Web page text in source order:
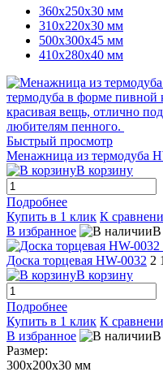
360х250х30 мм
310х220х30 мм
500х300х45 мм
410х280х40 мм
Быстрый просмотр
Менажница из термодуба
В корзину
Подробнее
Купить в 1 клик К
В избранное
В
Доска торцевая HW-0032 2
В корзину
Подробнее
Купить в 1 клик К
В избранное
В
Размер:
300х200х30 мм